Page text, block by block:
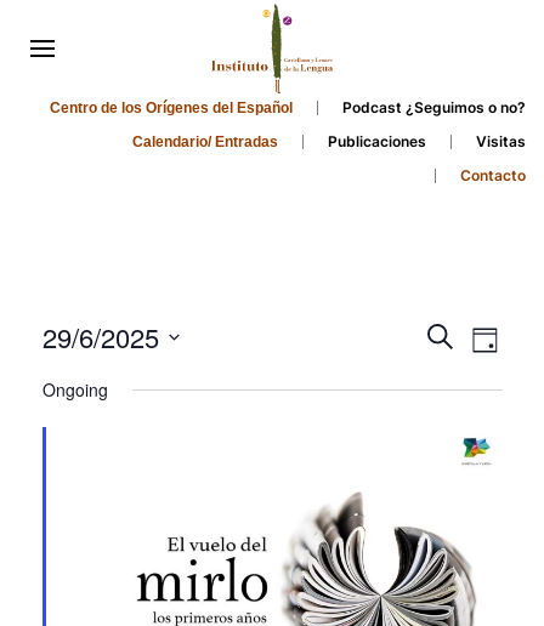
Centro de los Orígenes del Español Podcast ¿Seguimos o no?
Calendario/ Entradas Publicaciones Visitas Contacto
Search
Views
Select
Ongoing